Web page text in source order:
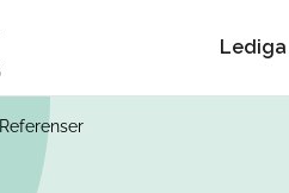
Referenser